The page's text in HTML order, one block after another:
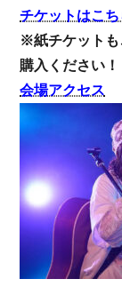
チケットはこち
※紙チケットも
購入ください！
会場アクセス